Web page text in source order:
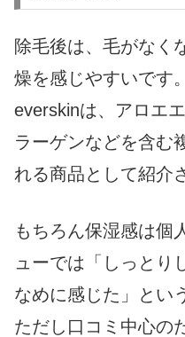
除毛後は、毛がなく
燥を感じやすいです。
everskinは、アロエ
ラーゲンなどを含む
れる商品として紹介
もちろん保湿感は個
ューでは「しっとり
なめに感じた」とい
ただし口コミ中心の